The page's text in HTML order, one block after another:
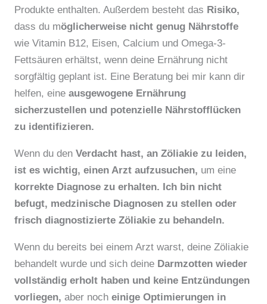
Produkte enthalten. Außerdem besteht das Risiko,
dass du möglicherweise nicht genug Nährstoffe
wie Vitamin B12, Eisen, Calcium und Omega-3-
Fettsäuren erhältst, wenn deine Ernährung nicht
sorgfältig geplant ist. Eine Beratung bei mir kann dir
helfen, eine ausgewogene Ernährung
sicherzustellen und potenzielle Nährstofflücken
zu identifizieren.
Wenn du den Verdacht hast, an Zöliakie zu leiden,
ist es wichtig, einen Arzt aufzusuchen, um eine
korrekte Diagnose zu erhalten. Ich bin nicht
befugt, medzinische Diagnosen zu stellen oder
frisch diagnostizierte Zöliakie zu behandeln.
Wenn du bereits bei einem Arzt warst, deine Zöliakie
behandelt wurde und sich deine Darmzotten wieder
vollständig erholt haben und keine Entzündungen
vorliegen, aber noch einige Optimierungen in